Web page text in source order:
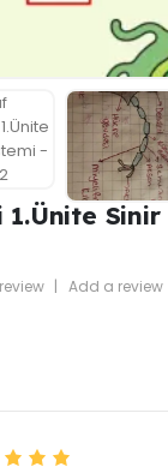
1.Ünite Sinir
| Add a review